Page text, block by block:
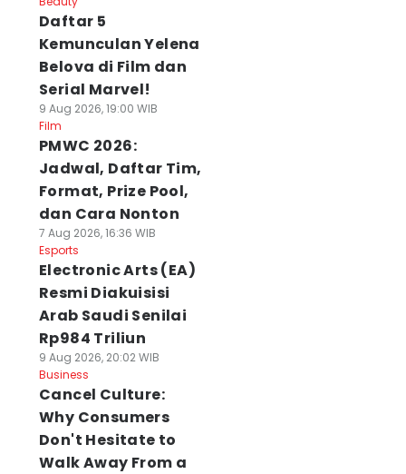
Daftar 5
Kemunculan Yelena
Belova di Film dan
Serial Marvel!
9 Aug 2026, 19:00 WIB
Film
PMWC 2026:
Jadwal, Daftar Tim,
Format, Prize Pool,
dan Cara Nonton
7 Aug 2026, 16:36 WIB
Esports
Electronic Arts (EA)
Resmi Diakuisisi
Arab Saudi Senilai
Rp984 Triliun
9 Aug 2026, 20:02 WIB
Business
Cancel Culture:
Why Consumers
Don't Hesitate to
Walk Away From a